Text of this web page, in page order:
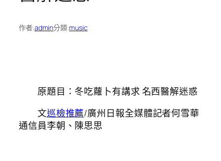
作者:admin分類:music
原題目：冬吃蘿卜有講求 名西醫解迷惑
文巡檢推薦/廣州日報全媒體記者何雪華
通信員李朝、陳思思